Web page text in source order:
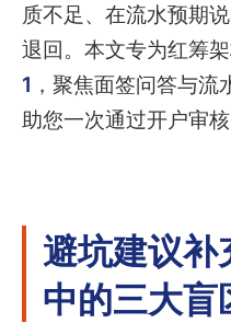
质不足、在流水预期
退回。本文专为红筹
1 ，聚焦面签问答与流
助您一次通过开户审核
避坑建议补
中的三大盲